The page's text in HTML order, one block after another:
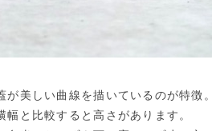
が美しい曲線を描いているのが特徴。
幅と比較すると高さがあります。